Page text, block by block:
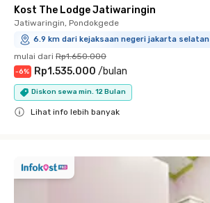
Kost The Lodge Jatiwaringin
Jatiwaringin, Pondokgede
6.9 km dari kejaksaan negeri jakarta selatan
mulai dari Rp1.650.000
-6% Rp1.535.000 /bulan
Diskon sewa min. 12 Bulan
Lihat info lebih banyak